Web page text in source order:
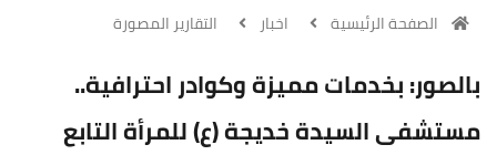
الصفحة الرئيسية اخبار التقارير المصورة
بالصور: بخدمات مميزة وكوادر احترافية..
مستشفى السيدة خديجة (ع) للمرأة التابع